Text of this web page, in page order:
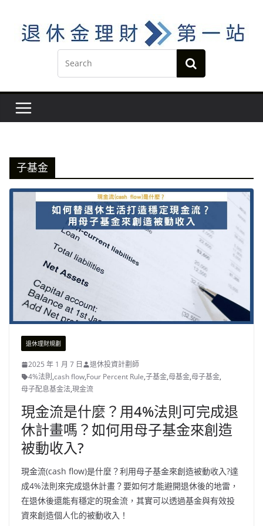
content
子基金
退休理財規劃
2025 年 1 月 7 日
退休投資計劃師
4%法則 ,cash flow,Four Percent Rule,子基金,母基金,母子基金,
母子配息基金法,現金流
現金流是什麼？用4%法則可完成退
休計畫嗎？如何用母子基金來創造
被動收入?
現金流(cash flow)是什麼？利用母子基金來創造被動收入?達
成4%法則來完成退休計畫？要如何才能避開退休後的地雷，
在退休後還能有穩定的現金流，其實可以透過基金與有效投
資來創造個人化的被動收入！